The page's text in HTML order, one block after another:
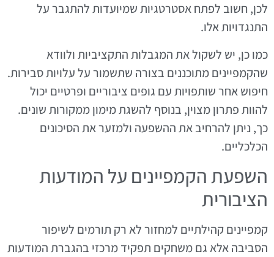
לכן, חשוב לפתח אסטרטגיות שמיועדות להתגבר על
התנגדויות אלו.
כמו כן, יש לשקול את המגבלות התקציביות ולוודא
שהקמפיינים מתוכננים בצורה שתשמור על עלויות סבירות.
חיפוש אחר שותפויות עם גופים ציבוריים ופרטיים יכול
להוות פתרון מצוין, בנוסף להשגת מימון ממקורות שונים.
כך, ניתן להרחיב את ההשפעה ולמזער את הסיכונים
הכלכליים.
השפעת הקמפיינים על המודעות
הציבורית
קמפיינים קהילתיים למחזור לא רק תורמים לשיפור
הסביבה אלא גם משחקים תפקיד מרכזי בהגברת המודעות